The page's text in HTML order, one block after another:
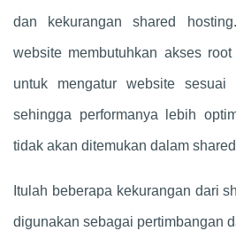
dan kekurangan shared
website membutuhkan akses
untuk mengatur website sesuai
sehingga performanya lebih
tidak akan ditemukan dalam
Itulah beberapa kekurangan dari
digunakan sebagai pertimbangan